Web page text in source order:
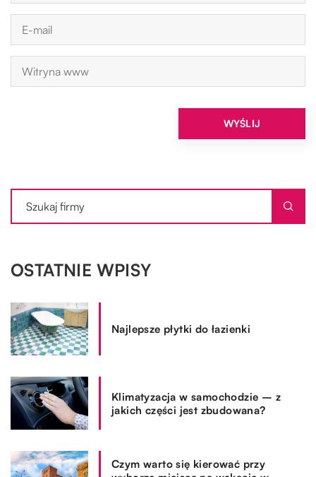
OSTATNIE WPISY
Najlepsze płytki do łazienki
Klimatyzacja w samochodzie – z
jakich części jest zbudowana?
Czym warto się kierować przy